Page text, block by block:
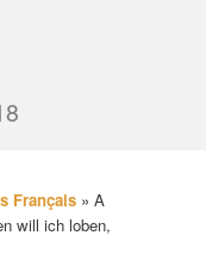
Français »A
will ich loben,